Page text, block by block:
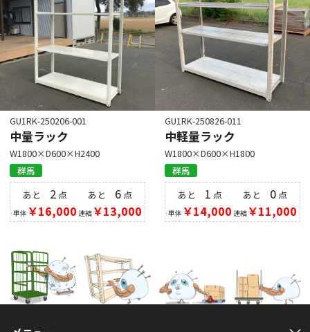
GU1RK-250206-001
中量ラック
W1800×D600×H2400
群馬
あと 2 点
単体 ￥16,000
あと 6点
連結￥13,000
GU1RK-250826-011
中軽量ラック
W1800×D600×H1800
群馬
あと 1 点
単体 ￥14,000
あと 0点
連結￥11,000